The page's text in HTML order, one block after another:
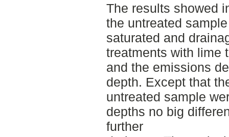
The results showed
the untreated
saturated and
treatments with lime
and the emissions
depth. Except that
untreated sample
depths no big
further